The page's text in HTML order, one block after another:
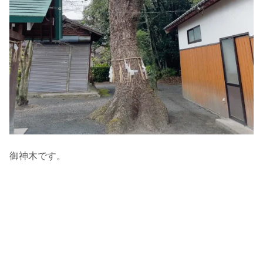
御神木です。